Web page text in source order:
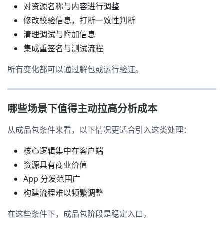
对资源名称与内容进行调整
修改校验信息，打断一致性判断
清理调试与附加信息
集成重签名与测试流程
所有变化都可以通过解包或运行验证。
哪些场景下值得主动拉高分析成本
从成品包条件来看，以下情况更适合引入这类处理：
核心逻辑集中在客户端
资源具有商业价值
App 分发范围广
构建流程难以频繁调整
在这些条件下，成品包阶段是稳定入口。